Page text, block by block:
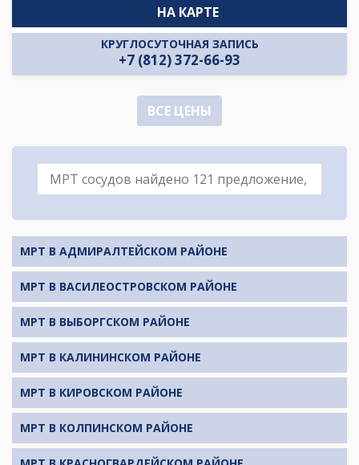
КРУГЛОСУТОЧНАЯ ЗАПИСЬ
+7 (812) 372-66-93
НА КАРТЕ
ВСЕ ЦЕНЫ
МРТ В АДМИРАЛТЕЙСКОМ РАЙОНЕ
МРТ В ВАСИЛЕОСТРОВСКОМ РАЙОНЕ
МРТ В ВЫБОРГСКОМ РАЙОНЕ
МРТ В КАЛИНИНСКОМ РАЙОНЕ
МРТ В КИРОВСКОМ РАЙОНЕ
МРТ В КОЛПИНСКОМ РАЙОНЕ